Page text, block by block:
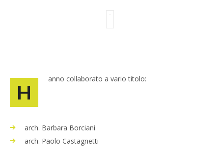
H
anno collaborato a vario titolo:
arch. Barbara Borciani
arch. Paolo Castagnetti